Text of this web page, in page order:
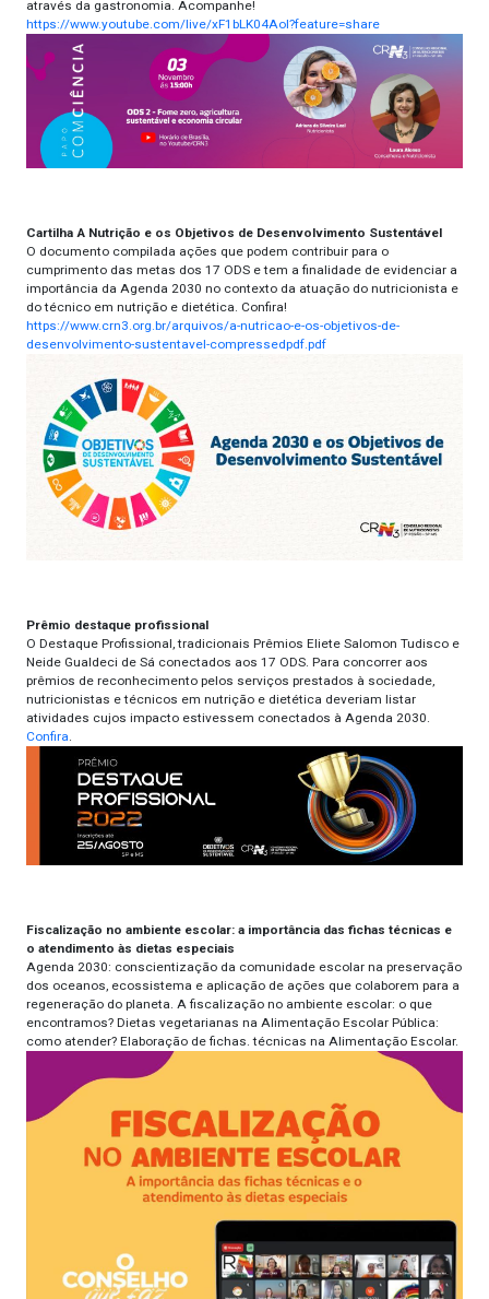
através da gastronomia. Acompanhe!
https://www.youtube.com/live/xF1bLK04AoI?feature=share
Cartilha A Nutrição e os Objetivos de Desenvolvimento Sustentável
O documento compilada ações que podem contribuir para o
cumprimento das metas dos 17 ODS e tem a finalidade de evidenciar a
importância da Agenda 2030 no contexto da atuação do nutricionista e
do técnico em nutrição e dietética. Confira!
https://www.crn3.org.br/arquivos/a-nutricao-e-os-objetivos-de-
desenvolvimento-sustentavel-compressedpdf.pdf
Prêmio destaque profissional
O Destaque Profissional, tradicionais Prêmios Eliete Salomon Tudisco e
Neide Gualdeci de Sá conectados aos 17 ODS. Para concorrer aos
prêmios de reconhecimento pelos serviços prestados à sociedade,
nutricionistas e técnicos em nutrição e dietética deveriam listar
atividades cujos impacto estivessem conectados à Agenda 2030.
Confira
Fiscalização no ambiente escolar: a importância das fichas técnicas e
o atendimento às dietas especiais
Agenda 2030: conscientização da comunidade escolar na preservação
dos oceanos, ecossistema e aplicação de ações que colaborem para a
regeneração do planeta. A fiscalização no ambiente escolar: o que
encontramos? Dietas vegetarianas na Alimentação Escolar Pública:
como atender? Elaboração de fichas. técnicas na Alimentação Escolar.